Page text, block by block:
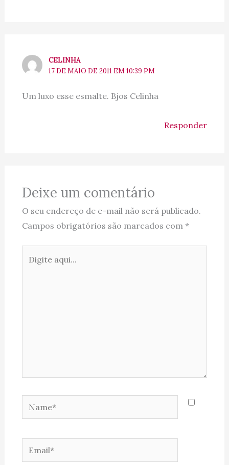
CELINHA
17 DE MAIO DE 2011 EM 10:39 PM
Um luxo esse esmalte. Bjos Celinha
Responder
Deixe um comentário
O seu endereço de e-mail não será publicado.
Campos obrigatórios são marcados com *
aqui...
Name*
Email*